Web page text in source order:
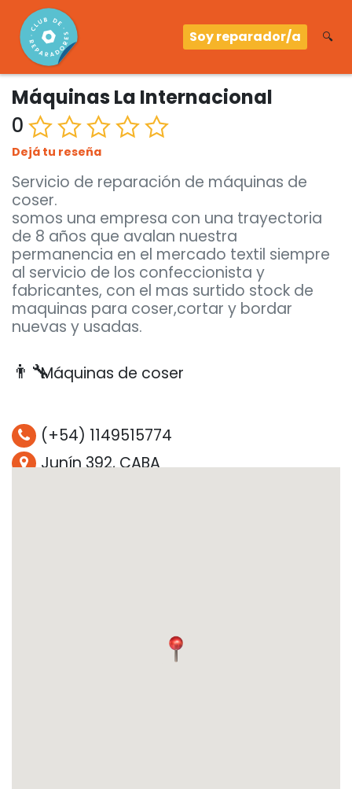
Soy reparador/a 🔍
Máquinas La Internacional
0
Dejá tu reseña
Servicio de reparación de máquinas de
coser.
somos una empresa con una trayectoria
de 8 años que avalan nuestra
permanencia en el mercado textil siempre
al servicio de los confeccionista y
fabricantes, con el mas surtido stock de
maquinas para coser,cortar y bordar
nuevas y usadas.
👨‍🔧Máquinas de coser
(+54) 1149515774
Junín 392, CABA
No es servicio técnico oficial